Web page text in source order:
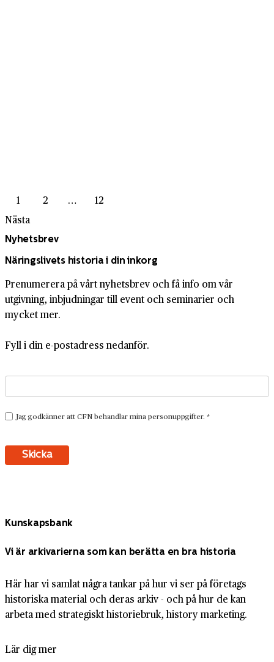
1 2 …
12
Nästa
Nyhetsbrev
Näringslivets historia i din inkorg
Prenumerera på vårt nyhetsbrev och få info om vår
utgivning, inbjudningar till event och seminarier och
mycket mer.
Fyll i din e-postadress nedanför.
Kunskapsbank
Vi är arkivarierna som kan berätta en bra historia
Här har vi samlat några tankar på hur vi ser på företags
historiska material och deras arkiv - och på hur de kan
arbeta med strategiskt historiebruk, history marketing.
Lär dig mer